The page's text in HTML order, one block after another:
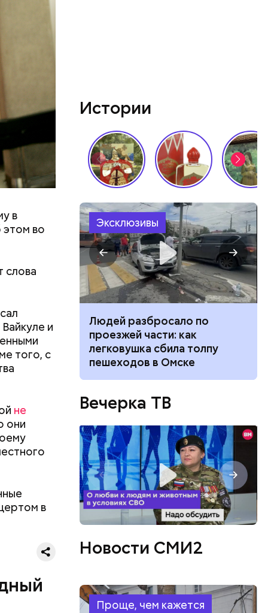
в
этом во
слова
и
того, с
не
они
в
со
это
и
Истории
Эксклюзивы
поможет ли
сбросить
Людей разбросало по
проезжей части: как
легковушка сбила толпу
пешеходов в Омске
Вечерка ТВ
Новости СМИ2
Проще, чем кажется